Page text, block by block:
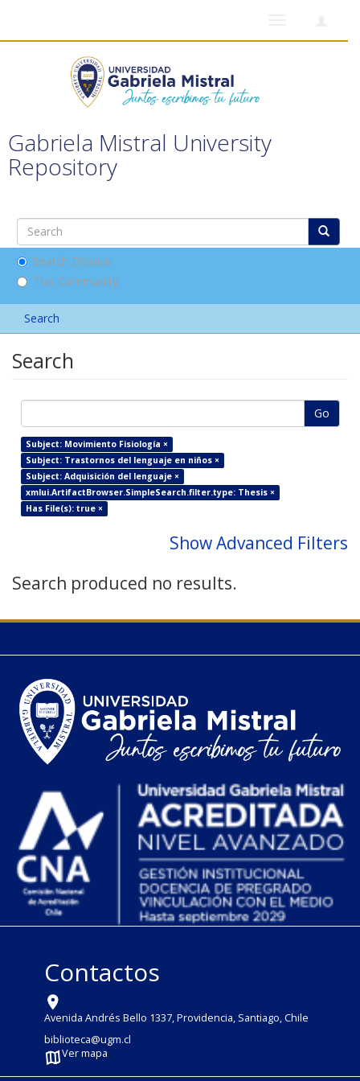
Gabriela Mistral University
Repository
Search DSpace
This Community
Search
Search
Go
Subject: Movimiento Fisiología ×
Subject: Trastornos del lenguaje en niños ×
Subject: Adquisición del lenguaje ×
xmlui.ArtifactBrowser.SimpleSearch.filter.type: Thesis ×
Has File(s): true ×
Show Advanced Filters
Search produced no results.
Contactos
Avenida Andrés Bello 1337, Providencia, Santiago, Chile
biblioteca@ugm.cl
Ver mapa